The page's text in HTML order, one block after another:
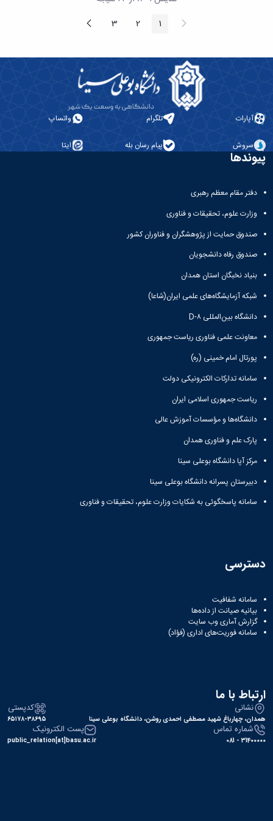
تویسرکان
و
مهندسی
کبودرآهنگ
و
رزن
صنایع
غذایی
بهار
نهاوند
سایر
برنامه
های
آموزشی
های
آزاد
برنامه
زمانی
تقویم
آموزشی
پیغام
قبلی صفحه1 صفحه2 صفحه3 صفحه
بعد
آپارات تلگرام واتساپ
سروش پیام رسان بله ایتا
پیوندها
دفتر مقام معظم رهبری
وزارت علوم، تحقیقات و فناوری
صندوق حمایت از پژوهشگران و فناوران کشور
صندوق رفاه دانشجویان
بنیاد نخبگان استان همدان
شبکه آزمایشگاه‌های علمی ایران(شاعا)
دانشگاه بین‌المللی D-۸
معاونت علمی فناوری ریاست جمهوری
پورتال امام خمینی (ره)
سامانه تدارکات الکترونیکی دولت
ریاست جمهوری اسلامی ایران
دانشگاه‌ها و مؤسسات آموزش عالی
پارک علم و فناوری همدان
مرکز آپا دانشگاه بوعلی سینا
دبیرستان پسرانه دانشگاه بوعلی سینا
سامانه پاسخگوئی به شکایات وزارت علوم، تحقیقات و فناوری
دسترسی
سامانه شفافیت
بیانیه صیانت از داده‌ها
گزارش آماری وب‌ سایت
سامانه فوریت‌های اداری (فؤاد)
ارتباط با ما
نشانی
همدان، چهارباغ شهید مصطفی احمدی روشن، دانشگاه بوعلی سینا
کدپستی
۶۵۱۷۸-۳۸۶۹۵
شماره تماس
31400000 - 081
پست الکترونیک
public_relation[at]basu.ac.ir